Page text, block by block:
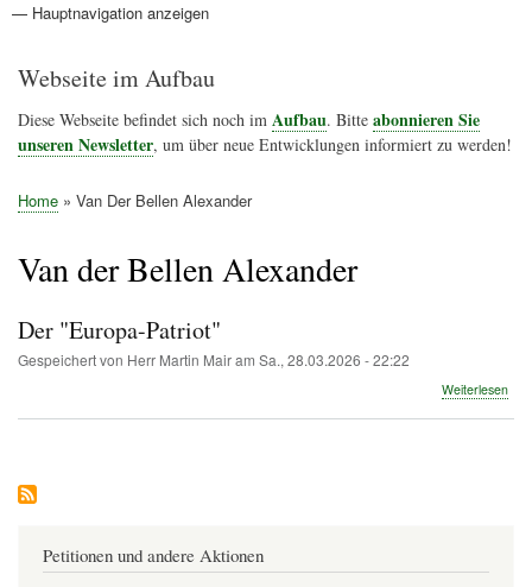
Hauptnavigation
— Hauptnavigation anzeigen
Aktionen
Friedensbewegung
Friedensprojekte
Home
Konflikte
Links
Narichtenlinks
News
Politik
Termine
Texte
Kunst
Friedensexperten
Friedensforschung
Friedensinitiativen
Friedensnachrichten
Webseite im Aufbau
Diese Webseite befindet sich noch im Aufbau. Bitte abonnieren Sie
unseren Newsletter, um über neue Entwicklungen informiert zu werden!
Home Van Der Bellen Alexander
Van der Bellen Alexander
Der "Europa-Patriot"
Gespeichert von Herr Martin Mairam Sa., 28.03.2026 - 22:22
Weiterlesen
Petitionen und andere Aktionen